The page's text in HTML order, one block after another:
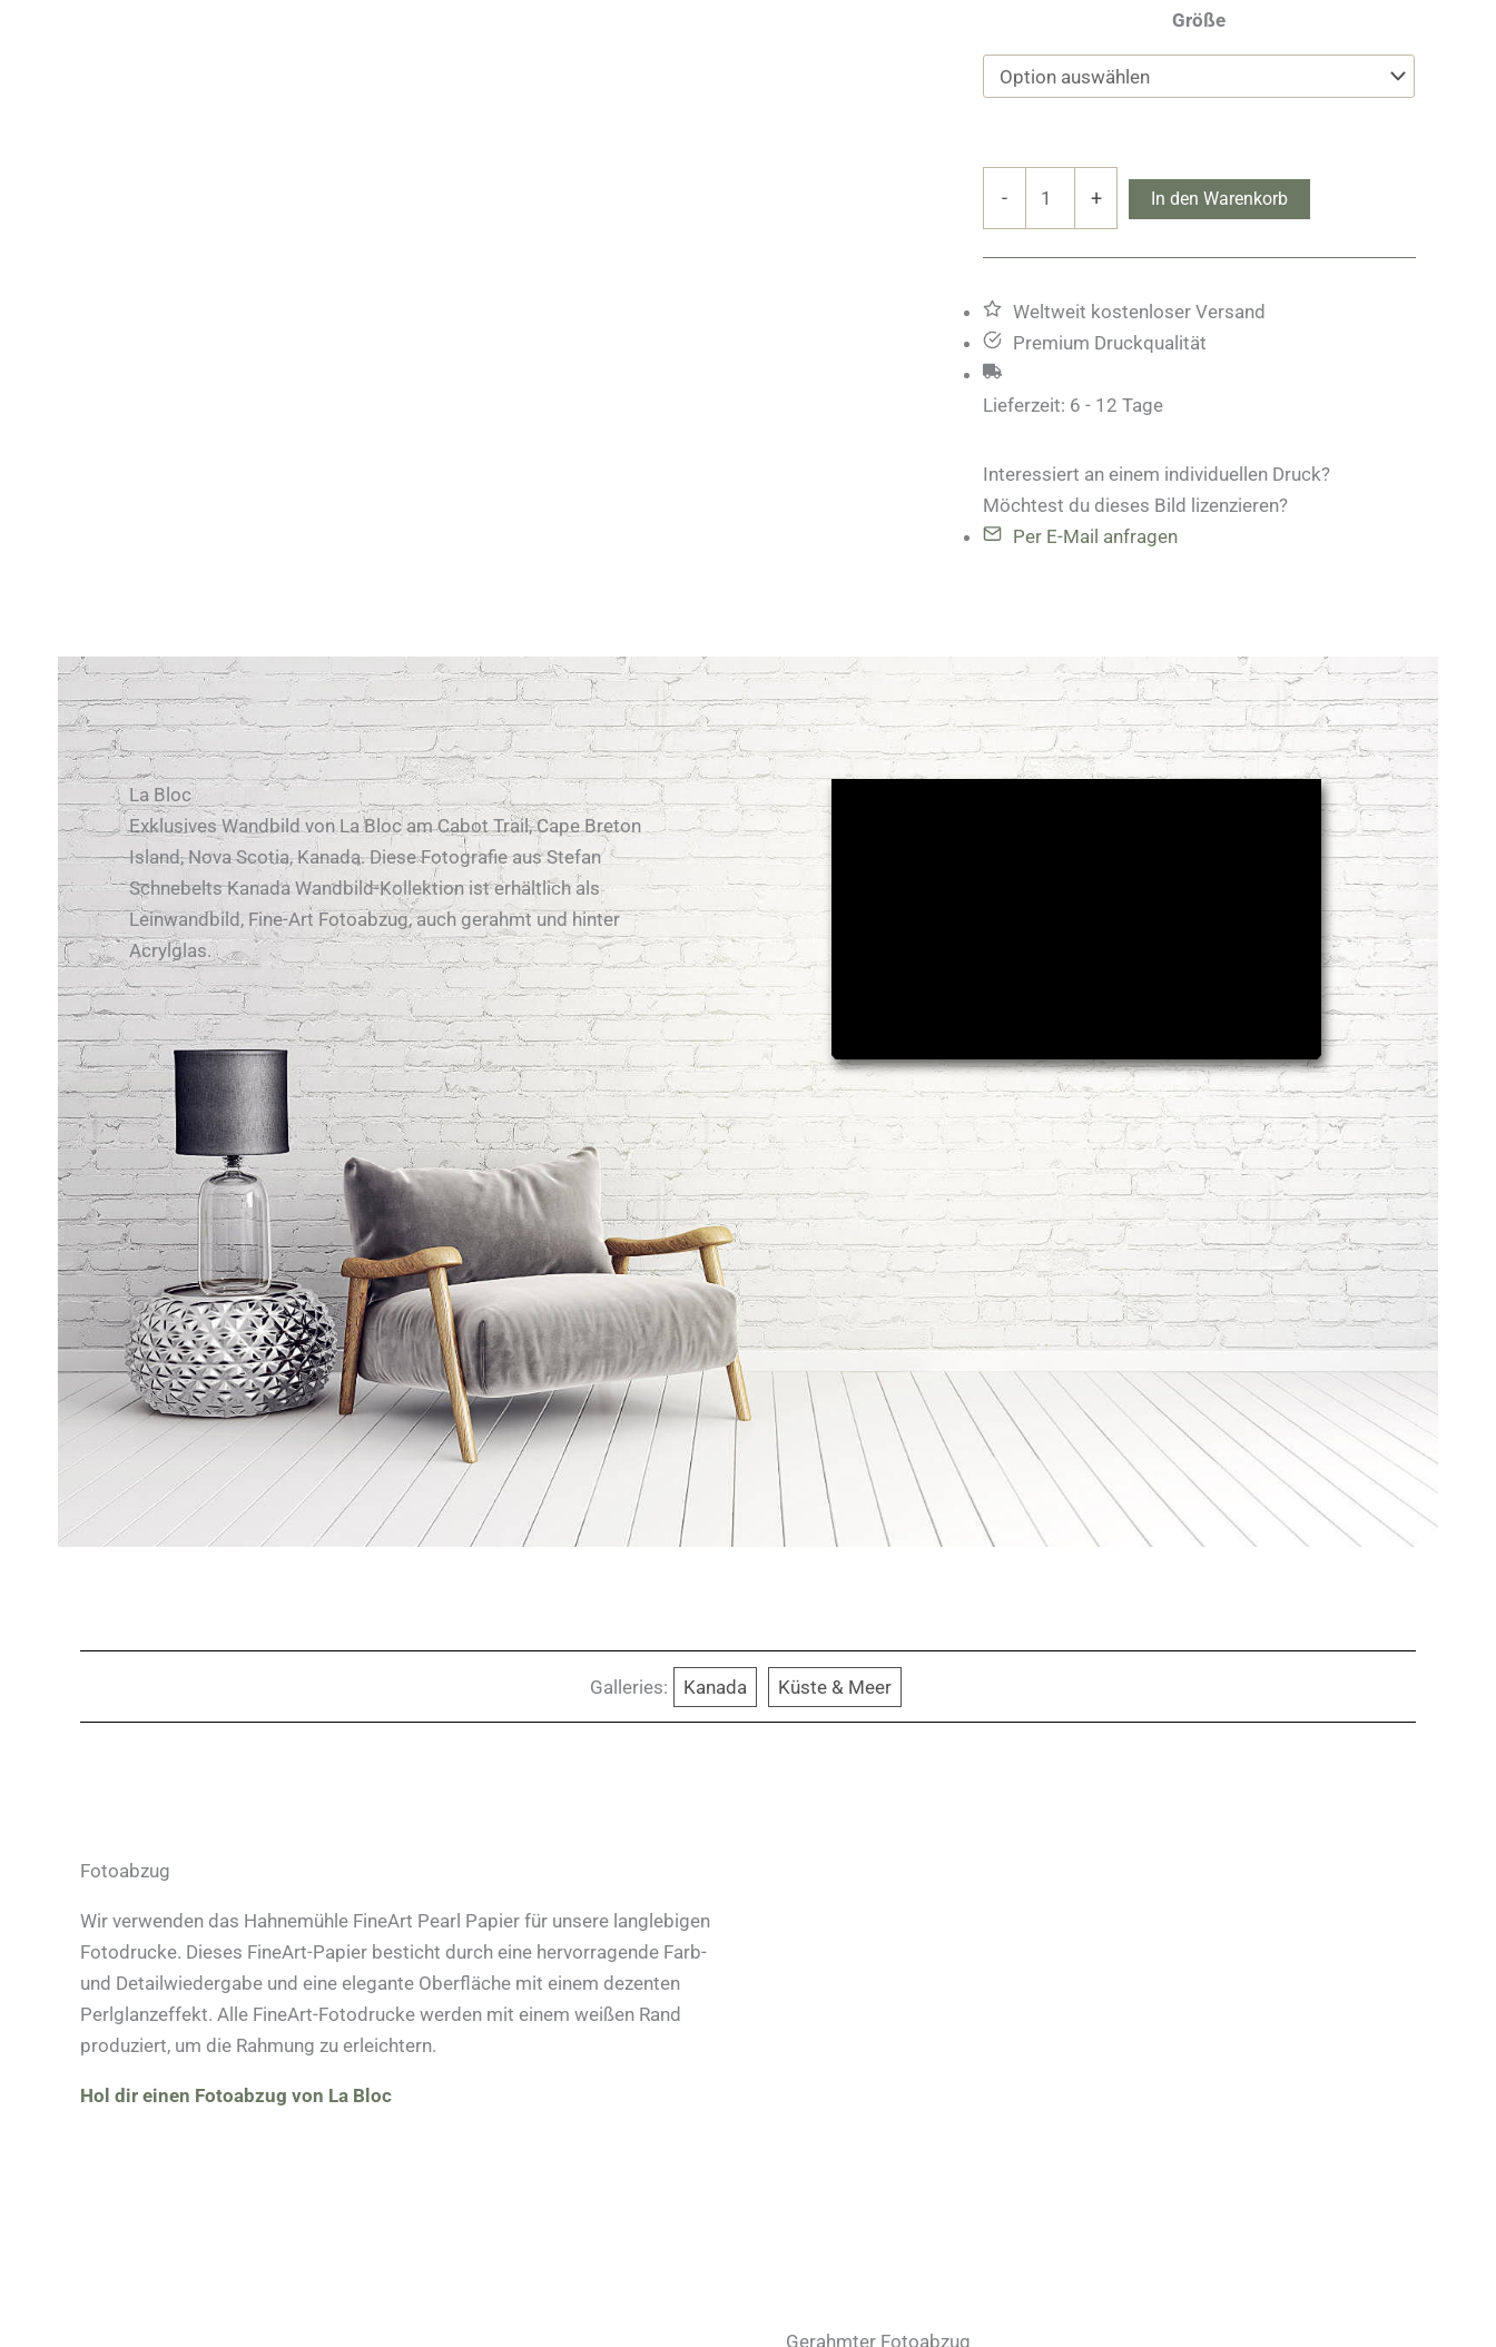
Größe
- + In den Warenkorb
Weltweit kostenloser Versand
Premium Druckqualität
Lieferzeit: 6 - 12 Tage
Interessiert an einem individuellen Druck?
Möchtest du dieses Bild lizenzieren?
Per E-Mail anfragen
La Bloc
Exklusives Wandbild von La Bloc am Cabot Trail, Cape Breton
Island, Nova Scotia, Kanada. Diese Fotografie aus Stefan
Schnebelts Kanada Wandbild-Kollektion ist erhältlich als
Leinwandbild, Fine-Art Fotoabzug, auch gerahmt und hinter
Acrylglas.
Galleries: Kanada Küste & Meer
Fotoabzug
Wir verwenden das Hahnemühle FineArt Pearl Papier für unsere langlebigen
Fotodrucke. Dieses FineArt-Papier besticht durch eine hervorragende Farb-
und Detailwiedergabe und eine elegante Oberfläche mit einem dezenten
Perlglanzeffekt. Alle FineArt-Fotodrucke werden mit einem weißen Rand
produziert, um die Rahmung zu erleichtern.
Hol dir einen Fotoabzug von La Bloc
Gerahmter Fotoabzug